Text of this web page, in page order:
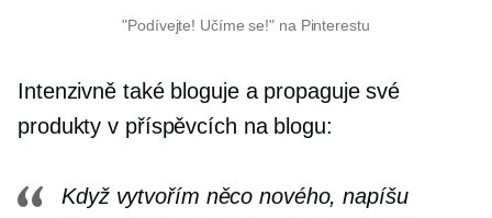
"Podívejte! Učíme se!" na Pinterestu
Intenzivně také bloguje a propaguje své
produkty v příspěvcích na blogu:
Když vytvořím něco nového, napíšu